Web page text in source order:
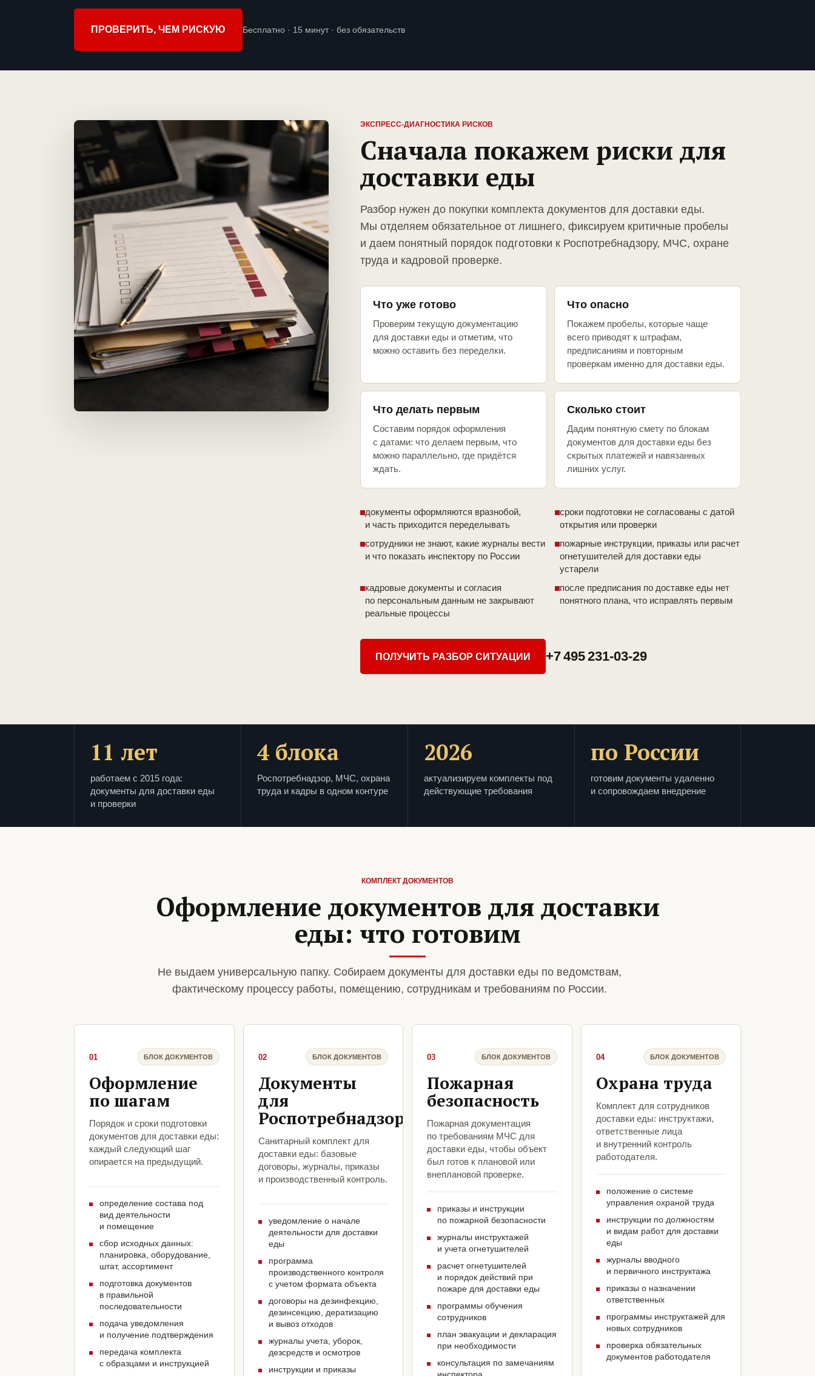
ПРОВЕРИТЬ, ЧЕМ РИСКУЮ Бесплатно · 15 минут · без обязательств
ЭКСПРЕСС-ДИАГНОСТИКА РИСКОВ
Сначала покажем риски для
доставки еды
Разбор нужен до покупки комплекта документов для доставки еды.
Мы отделяем обязательное от лишнего, фиксируем критичные пробелы
и даем понятный порядок подготовки к Роспотребнадзору, МЧС, охране
труда и кадровой проверке.
Что уже готово
Проверим текущую документацию
для доставки еды и отметим, что
можно оставить без переделки.
Что опасно
Покажем пробелы, которые чаще
всего приводят к штрафам,
предписаниям и повторным
проверкам именно для доставки еды.
Что делать первым
Составим порядок оформления
с датами: что делаем первым, что
можно параллельно, где придётся
ждать.
Сколько стоит
Дадим понятную смету по блокам
документов для доставки еды без
скрытых платежей и навязанных
лишних услуг.
документы оформляются вразнобой,
и часть приходится переделывать
сроки подготовки не согласованы с датой
открытия или проверки
сотрудники не знают, какие журналы вести
и что показать инспектору по России
пожарные инструкции, приказы или расчет
огнетушителей для доставки еды
устарели
кадровые документы и согласия
по персональным данным не закрывают
реальные процессы
после предписания по доставке еды нет
понятного плана, что исправлять первым
ПОЛУЧИТЬ РАЗБОР СИТУАЦИИ +7 495 231-03-29
11 лет
работаем с 2015 года:
документы для доставки еды
и проверки
4 блока
Роспотребнадзор, МЧС, охрана
труда и кадры в одном контуре
2026
актуализируем комплекты под
действующие требования
по России
готовим документы удаленно
и сопровождаем внедрение
КОМПЛЕКТ ДОКУМЕНТОВ
Оформление документов для доставки
еды: что готовим
Не выдаем универсальную папку. Собираем документы для доставки еды по ведомствам,
фактическому процессу работы, помещению, сотрудникам и требованиям по России.
01 БЛОК ДОКУМЕНТОВ
Оформление
по шагам
Порядок и сроки подготовки
документов для доставки еды:
каждый следующий шаг
опирается на предыдущий.
определение состава под
вид деятельности
и помещение
сбор исходных данных:
планировка, оборудование,
штат, ассортимент
подготовка документов
в правильной
последовательности
подача уведомления
и получение подтверждения
передача комплекта
с образцами и инструкцией
02 БЛОК ДОКУМЕНТОВ
Документы
для
Роспотребнадзора
Санитарный комплект для
доставки еды: базовые
договоры, журналы, приказы
и производственный контроль.
уведомление о начале
деятельности для доставки
еды
программа
производственного контроля
с учетом формата объекта
договоры на дезинфекцию,
дезинсекцию, дератизацию
и вывоз отходов
журналы учета, уборок,
дезсредств и осмотров
инструкции и приказы
03 БЛОК ДОКУМЕНТОВ
Пожарная
безопасность
Пожарная документация
по требованиям МЧС для
доставки еды, чтобы объект
был готов к плановой или
внеплановой проверке.
приказы и инструкции
по пожарной безопасности
журналы инструктажей
и учета огнетушителей
расчет огнетушителей
и порядок действий при
пожаре для доставки еды
программы обучения
сотрудников
план эвакуации и декларация
при необходимости
консультация по замечаниям
04 БЛОК ДОКУМЕНТОВ
Охрана труда
Комплект для сотрудников
доставки еды: инструктажи,
ответственные лица
и внутренний контроль
работодателя.
положение о системе
управления охраной труда
инструкции по должностям
и видам работ для доставки
еды
журналы вводного
и первичного инструктажа
приказы о назначении
ответственных
программы инструктажей для
новых сотрудников
проверка обязательных
документов работодателя